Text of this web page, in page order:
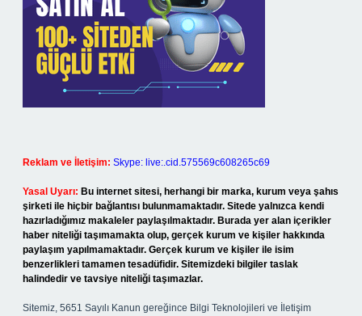
Reklam ve İletişim: Skype: live:.cid.575569c608265c69
Yasal Uyarı: Bu internet sitesi, herhangi bir marka, kurum veya şahıs
şirketi ile hiçbir bağlantısı bulunmamaktadır. Sitede yalnızca kendi
hazırladığımız makaleler paylaşılmaktadır. Burada yer alan içerikler
haber niteliği taşımamakta olup, gerçek kurum ve kişiler hakkında
paylaşım yapılmamaktadır. Gerçek kurum ve kişiler ile isim
benzerlikleri tamamen tesadüfidir. Sitemizdeki bilgiler taslak
halindedir ve tavsiye niteliği taşımazlar.
Sitemiz, 5651 Sayılı Kanun gereğince Bilgi Teknolojileri ve İletişim